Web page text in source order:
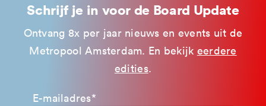
Schrijf je in voor de Board Update
Ontvang 8x per jaar nieuws en events uit de
Metropool Amsterdam. En bekijk eerdere
edities.
E-mailadres*